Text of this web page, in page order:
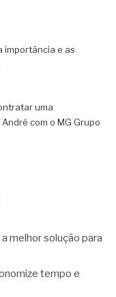
importância e as
uma
com o MG Grupo
melhor solução para
tempo e